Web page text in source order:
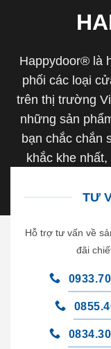
Happydoor® là
phối các loại
trên thị trường
những sản
bạn chắc chắn
khắc khe
TƯ
Hỗ trợ tư vấn về
đãi